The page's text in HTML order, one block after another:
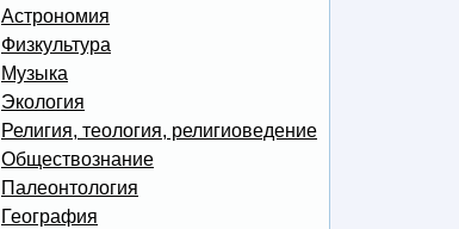
Астрономия
Физкультура
Музыка
Экология
Религия, теология, религиоведение
Обществознание
Палеонтология
География